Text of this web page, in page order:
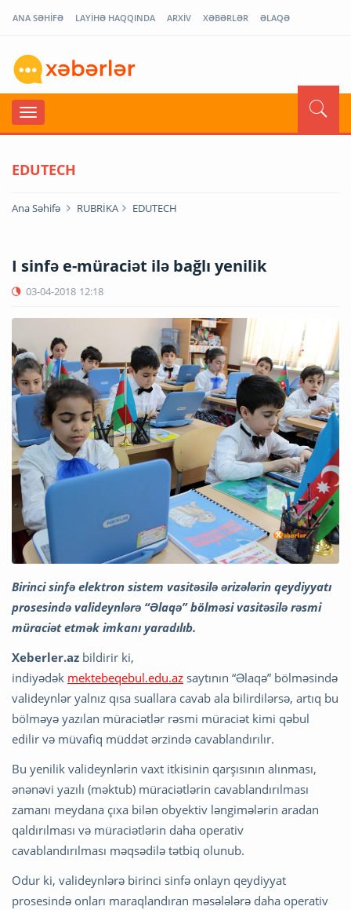
ANA SƏHİFƏ LAYİHƏ HAQQINDA ARXİV XƏBƏRLƏR ƏLAQƏ
EDUTECH
Ana Səhifə RUBRİKA EDUTECH
I sinfə e-müraciət ilə bağlı yenilik
03-04-2018 12:18
Birinci sinfə elektron sistem vasitəsilə ərizələrin qeydiyyatı
prosesində valideynlərə “Əlaqə” bölməsi vasitəsilə rəsmi
müraciət etmək imkanı yaradılıb.
Xeberler.az bildirir ki,
indiyədək mektebeqebul.edu.az saytının “Əlaqə” bölməsində
valideynlər yalnız qısa suallara cavab ala bilirdilərsə, artıq bu
bölməyə yazılan müraciətlər rəsmi müraciət kimi qəbul
edilir və müvafiq müddət ərzində cavablandırılır.
Bu yenilik valideynlərin vaxt itkisinin qarşısının alınması,
ənənəvi yazılı (məktub) müraciətlərin cavablandırılması
zamanı meydana çıxa bilən obyektiv ləngimələrin aradan
qaldırılması və müraciətlərin daha operativ
cavablandırılması məqsədilə tətbiq olunub.
Odur ki, valideynlərə birinci sinfə onlayn qeydiyyat
prosesində onları maraqlandıran məsələlərə daha operativ